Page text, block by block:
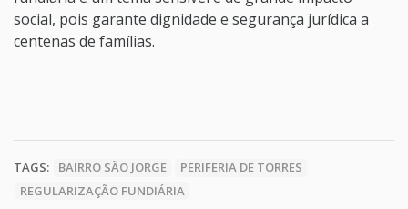
social, pois garante dignidade e segurança jurídica a
centenas de famílias.
TAGS: BAIRRO SÃO JORGE
PERIFERIA DE TORRES
REGULARIZAÇÃO FUNDIÁRIA